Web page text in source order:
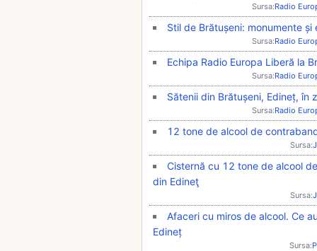
Sursa:Radio
Stil de Brătușeni: monumente și
Sursa:Radio
Echipa Radio Europa Liberă la
Sursa:Radio
Sătenii din Brătușeni, Edineț, în
Sursa:Radio
12 tone de alcool de
Sursa:
Cisternă cu 12 tone de alcool
din Edineţ
Sursa:
Afaceri cu miros de alcool. Ce
Edineț
Sursa: